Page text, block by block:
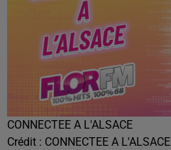
CONNECTEE A L'ALSACE
Crédit : CONNECTEE A L'ALSACE